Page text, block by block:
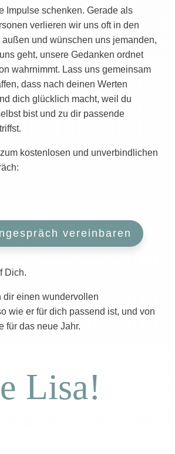
Impulse schenken. Gerade als
verlieren wir uns oft in den
außen und wünschen uns jemanden,
geht, unsere Gedanken ordnet
wahrnimmt. Lass uns gemeinsam
dass nach deinen Werten
dich glücklich macht, weil du
bist und zu dir passende
kostenlosen und unverbindlichen
vereinbaren
Dich.
dir einen wundervollen
wie er für dich passend ist, und von
für das neue Jahr.
Lisa!